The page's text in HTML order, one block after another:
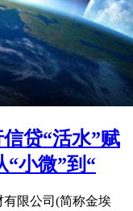
贷“活水”赋
“小微”到“
限公司(简称金埃